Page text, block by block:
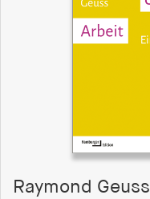
Raymond Geuss